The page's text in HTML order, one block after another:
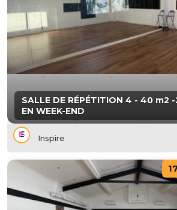
SALLE DE RÉPÉTITION 4 - 40 m2
EN WEEK-END
Inspire